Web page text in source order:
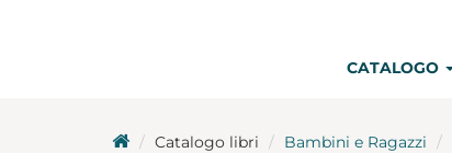
CATALOGO
Catalogo libri Bambini e Ragazzi